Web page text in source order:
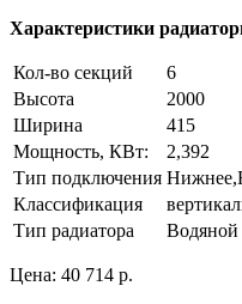
Характеристики
Кол-во секций
6
Высота
2000
Ширина
415
Мощность, КВт:
2,392
Тип подключения
Классификация
Тип радиатора
Водяной
Цена: 40 714 р.